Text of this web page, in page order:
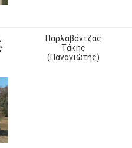
Παρλαβάντζας
Τάκης
(Παναγιώτης)